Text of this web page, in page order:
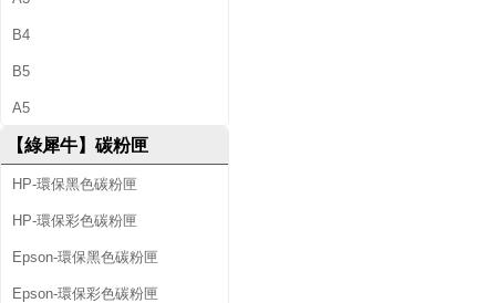
B4
B5
A5
【綠犀牛】碳粉匣
HP-環保黑色碳粉匣
HP-環保彩色碳粉匣
Epson-環保黑色碳粉匣
Epson-環保彩色碳粉匣